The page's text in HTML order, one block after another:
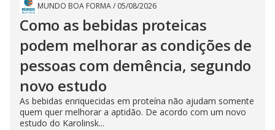
MUNDO BOA FORMA/ 05/08/2026
Como as bebidas proteicas
podem melhorar as condições de
pessoas com demência, segundo
novo estudo
As bebidas enriquecidas em proteína não ajudam somente
quem quer melhorar a aptidão. De acordo com um novo
estudo do Karolinsk...